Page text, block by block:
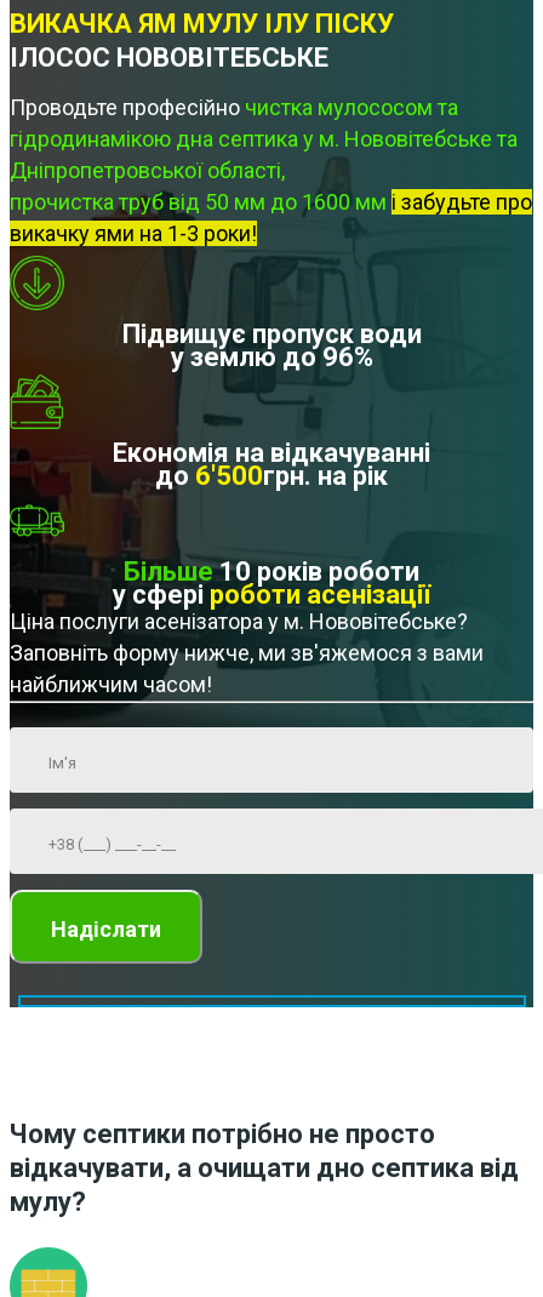
ВИКАЧКА ЯМ МУЛУ ІЛУ ПІСКУ
ІЛОСОС НОВОВІТЕБСЬКЕ
Проводьте професійно чистка мулососом та
гідродинамікою дна септика у м. Нововітебське та
Дніпропетровської області,
прочистка труб від 50 мм до 1600 мм і забудьте про
викачку ями на 1-3 роки!
Підвищує пропуск води
у землю до 96%
Економія на відкачуванні
до 6'500грн. на рік
Більше10 років роботи
у сфері роботи асенізації
Ціна послуги асенізатора у м. Нововітебське?
Заповніть форму нижче, ми зв'яжемося з вами
найближчим часом!
Чому септики потрібно не просто
відкачувати, а очищати дно септика від
мулу?